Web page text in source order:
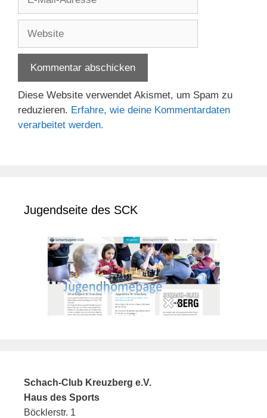
Adresse
Diese Website verwendet Akismet, um Spam zu
reduzieren. Erfahre, wie deine Kommentardaten
verarbeitet werden.
Jugendseite des SCK
Schach-Club Kreuzberg e.V.
Haus des Sports
Böcklerstr. 1